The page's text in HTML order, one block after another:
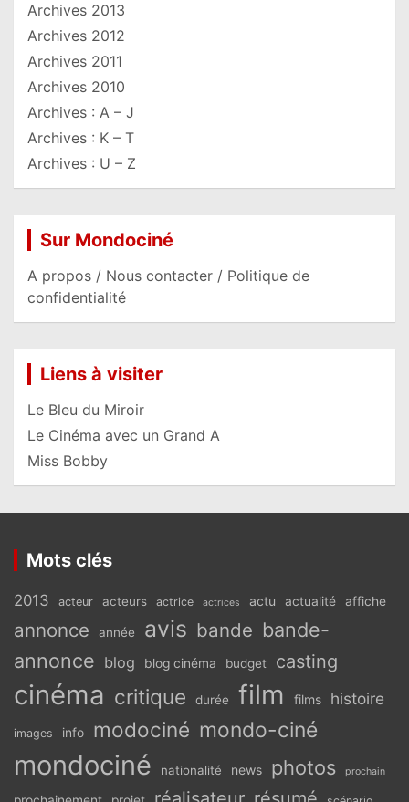
Archives 2013
Archives 2012
Archives 2011
Archives 2010
Archives : A – J
Archives : K – T
Archives : U – Z
Sur Mondociné
A propos / Nous contacter / Politique de
confidentialité
Liens à visiter
Le Bleu du Miroir
Le Cinéma avec un Grand A
Miss Bobby
Mots clés
2013 acteur acteurs actrice actrices actu actualité affiche
annonce année avis bande bande-
annonce blog blog cinéma budget casting
cinéma critique durée film films histoire
images info modociné mondo-ciné
mondociné nationalité news photos prochain